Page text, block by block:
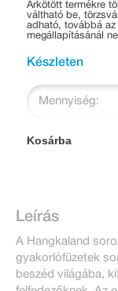
Árkötött termékre
váltható be,
adható, továbbá
megállapításánál
Készleten
Mennyiség:
Kosárba
Leírás
A Hangkaland
gyakorlófüzetek
beszéd világába,